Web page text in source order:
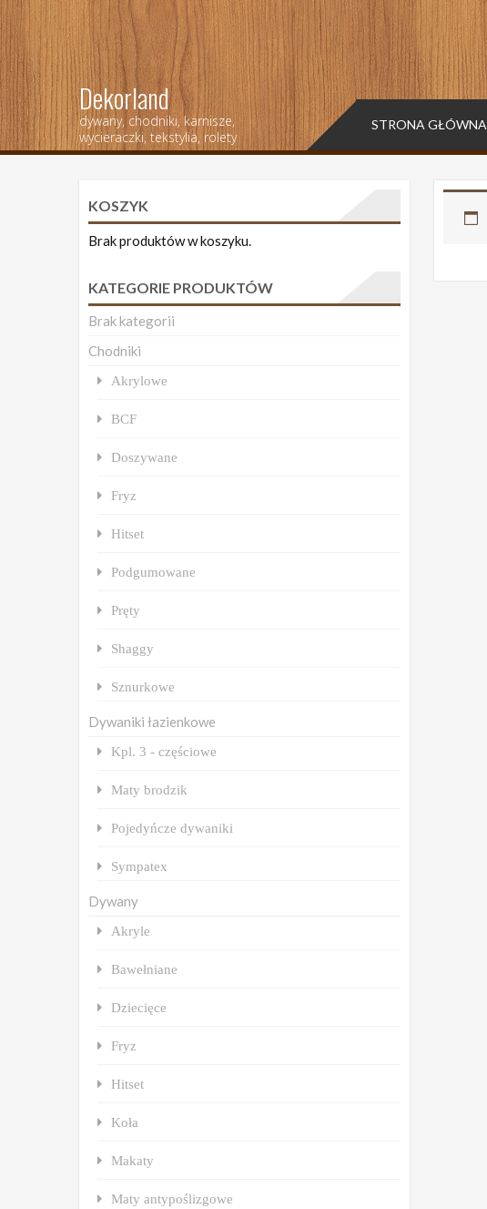
Dekorland
dywany, chodniki, karnisze,
wycieraczki, tekstylia, rolety
STRONA GŁÓWNA
KOSZYK
Brak produktów w koszyku.
KATEGORIE PRODUKTÓW
Brak kategorii
Chodniki
Akrylowe
BCF
Doszywane
Fryz
Hitset
Podgumowane
Pręty
Shaggy
Sznurkowe
Dywaniki łazienkowe
Kpl. 3 - częściowe
Maty brodzik
Pojedyńcze dywaniki
Sympatex
Dywany
Akryle
Bawełniane
Dziecięce
Fryz
Hitset
Koła
Makaty
Maty antypoślizgowe